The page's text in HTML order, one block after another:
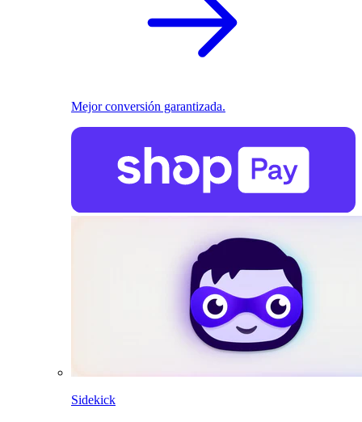
Mejor conversión garantizada.
Sidekick